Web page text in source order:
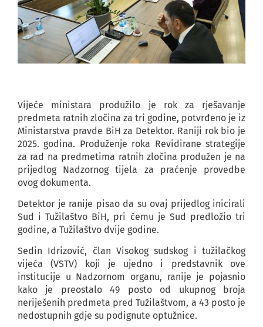
Vijeće ministara produžilo je rok za rješavanje
predmeta ratnih zločina za tri godine, potvrđeno je iz
Ministarstva pravde BiH za Detektor. Raniji rok bio je
2025. godina. Produženje roka Revidirane strategije
za rad na predmetima ratnih zločina produžen je na
prijedlog Nadzornog tijela za praćenje provedbe
ovog dokumenta.
Detektor je ranije pisao da su ovaj prijedlog inicirali
Sud i Tužilaštvo BiH, pri čemu je Sud predložio tri
godine, a Tužilaštvo dvije godine.
Sedin Idrizović, član Visokog sudskog i tužilačkog
vijeća (VSTV) koji je ujedno i predstavnik ove
institucije u Nadzornom organu, ranije je pojasnio
kako je preostalo 49 posto od ukupnog broja
neriješenih predmeta pred Tužilaštvom, a 43 posto je
nedostupnih gdje su podignute optužnice.